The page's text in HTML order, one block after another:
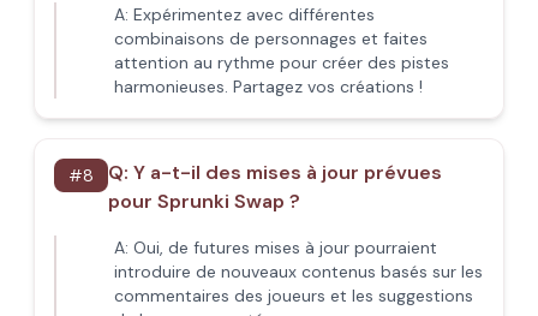
A: Expérimentez avec différentes
combinaisons de personnages et faites
attention au rythme pour créer des pistes
harmonieuses. Partagez vos créations !
#8 Q: Y a-t-il des mises à jour prévues
pour Sprunki Swap ?
A: Oui, de futures mises à jour pourraient
introduire de nouveaux contenus basés sur les
commentaires des joueurs et les suggestions